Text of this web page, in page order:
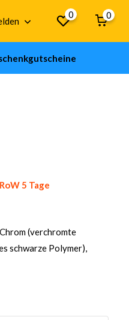
0 0
5 Tage
(verchromte
schwarze Polymer),